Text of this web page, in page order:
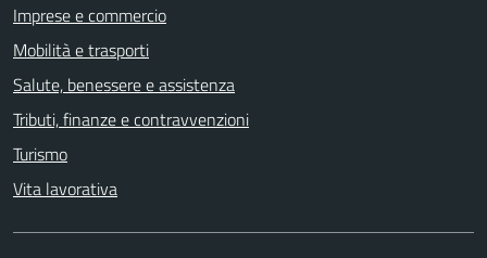
Imprese e commercio
Mobilità e trasporti
Salute, benessere e assistenza
Tributi, finanze e contravvenzioni
Turismo
Vita lavorativa